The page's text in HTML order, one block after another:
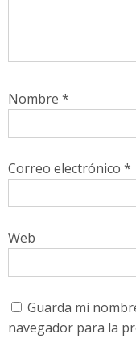
Nombre *
Correo electrónico *
Web
Guarda mi
navegador para la